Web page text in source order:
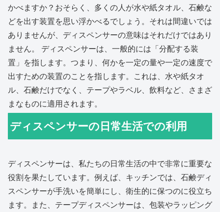
かべますか？おそらく、多くの人が水や紙タオル、石鹸な
どを出す装置を思い浮かべるでしょう。それは間違いでは
ありませんが、ディスペンサーの意味はそれだけではあり
ません。 ディスペンサーは、一般的には「分配する装
置」を指します。つまり、何かを一定の量や一定の速度で
出すための装置のことを指します。これは、水や紙タオ
ル、石鹸だけでなく、テープやラベル、飲料など、さまざ
まなものに適用されます。
ディスペンサーの日常生活での利用
ディスペンサーは、私たちの日常生活の中で非常に重要な
役割を果たしています。例えば、キッチンでは、石鹸ディ
スペンサーが手洗いを簡単にし、衛生的に保つのに役立ち
ます。また、テープディスペンサーは、包装やラッピング